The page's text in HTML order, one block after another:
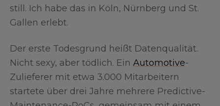
still. Ich habe das in Köln, Nürnberg und St.
Gallen erlebt.
Der erste Todesgrund heißt Datenqualität.
Nicht sexy, aber tödlich. Ein Automotive-
Zulieferer mit etwa 3.000 Mitarbeitern
startete über drei Jahre mehrere Predictive-